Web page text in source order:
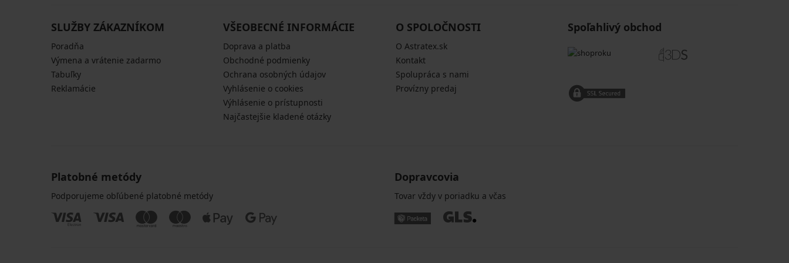
SLUŽBY ZÁKAZNÍKOM
Poradňa
Výmena a vrátenie zadarmo
Tabuľky
Reklamácie
VŠEOBECNÉ INFORMÁCIE
Doprava a platba
Obchodné podmienky
Ochrana osobných údajov
Vyhlásenie o cookies
Výhlásenie o prístupnosti
Najčastejšie kladené otázky
O SPOLOČNOSTI
O Astratex.sk
Kontakt
Spolupráca s nami
Provízny predaj
Spoľahlivý obchod
Platobné metódy
Podporujeme obľúbené platobné metódy
Dopravcovia
Tovar vždy v poriadku a včas